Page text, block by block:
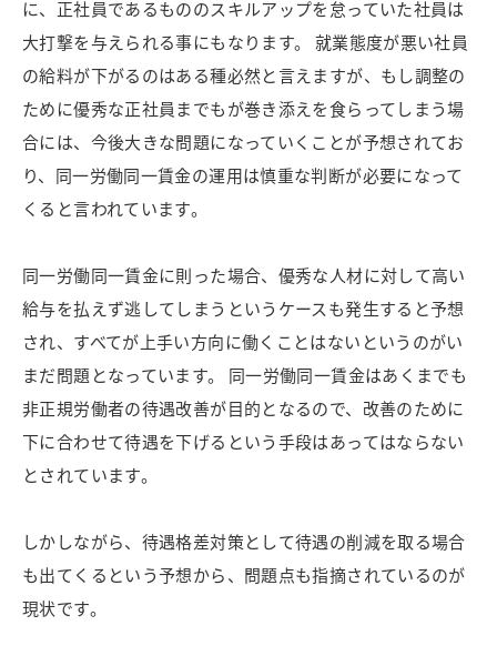
に、正社員であるもののスキルアップを怠っていた社員は
大打撃を与えられる事にもなります。 就業態度が悪い社員
の給料が下がるのはある種必然と言えますが、もし調整の
ために優秀な正社員までもが巻き添えを食らってしまう場
合には、今後大きな問題になっていくことが予想されてお
り、同一労働同一賃金の運用は慎重な判断が必要になって
くると言われています。
同一労働同一賃金に則った場合、優秀な人材に対して高い
給与を払えず逃してしまうというケースも発生すると予想
され、すべてが上手い方向に働くことはないというのがい
まだ問題となっています。 同一労働同一賃金はあくまでも
非正規労働者の待遇改善が目的となるので、改善のために
下に合わせて待遇を下げるという手段はあってはならない
とされています。
しかしながら、待遇格差対策として待遇の削減を取る場合
も出てくるという予想から、問題点も指摘されているのが
現状です。